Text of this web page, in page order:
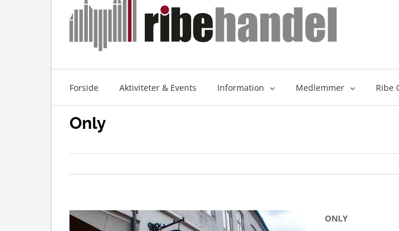
Forside Aktiviteter & Events Information Medlemmer Ribe
Only
ONLY